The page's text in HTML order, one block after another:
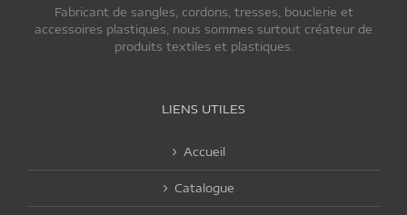
Fabricant de sangles, cordons, tresses, bouclerie et
accessoires plastiques, nous sommes surtout créateur de
produits textiles et plastiques.
LIENS UTILES
Accueil
Catalogue